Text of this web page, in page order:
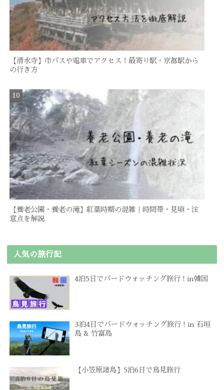
【清水寺】市バスや電車でアクセス！最寄り駅・京都駅から
の行き方
【養老公園・養老の滝】紅葉時期の混雑｜時間帯・見頃・注
意点を解説
人気の旅行記
4泊5日でバードウォッチング旅行 ! in韓国
3泊4日でバードウォッチング旅行 ! in 石垣
島 & 竹富島
【小笠原諸島】5泊6日で鳥見旅行